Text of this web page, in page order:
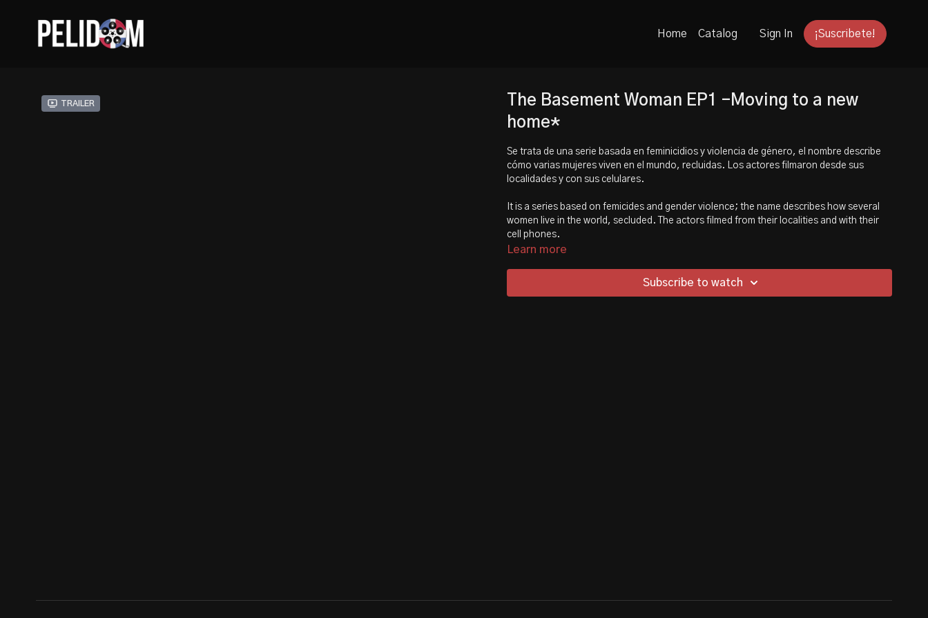
Home Catalog Sign In ¡Suscribete!
Trailer
The Basement Woman EP1 -Moving to a new
home*
Se trata de una serie basada en feminicidios y violencia de género, el nombre describe
cómo varias mujeres viven en el mundo, recluidas. Los actores filmaron desde sus
localidades y con sus celulares.
It is a series based on femicides and gender violence; the name describes how several
women live in the world, secluded. The actors filmed from their localities and with their
cell phones.
Learn more
Subscribe to watch